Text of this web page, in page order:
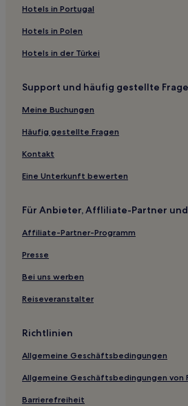
Hotels in Portugal
Hotels in Polen
Hotels in der Türkei
Support und häufig gestellte
Meine Buchungen
Häufig gestellte Fragen
Kontakt
Eine Unterkunft bewerten
Für Anbieter, Affliliate-Partner
Affiliate-Partner-Programm
Presse
Bei uns werben
Reiseveranstalter
Richtlinien
Allgemeine Geschäftsbedingungen
Allgemeine Geschäftsbedingungen von
Barrierefreiheit